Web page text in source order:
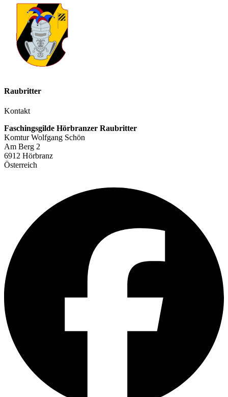
Raubritter
Kontakt
Faschingsgilde Hörbranzer Raubritter
Komtur Wolfgang Schön
Am Berg 2
6912 Hörbranz
Österreich